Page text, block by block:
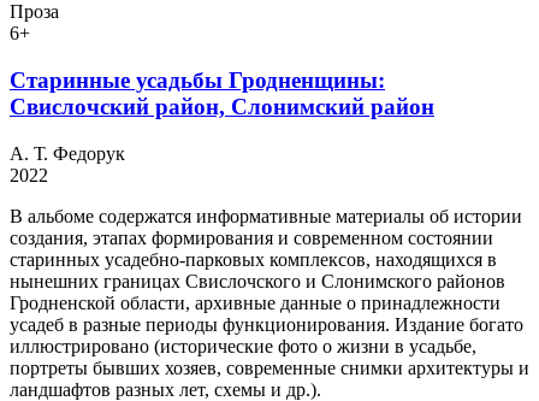
Проза
6+
Старинные усадьбы Гродненщины:
Свислочский район, Слонимский район
А. Т. Федорук
2022
В альбоме содержатся информативные материалы об истории
создания, этапах формирования и современном состоянии
старинных усадебно-парковых комплексов, находящихся в
нынешних границах Свислочского и Слонимского районов
Гродненской области, архивные данные о принадлежности
усадеб в разные периоды функционирования. Издание богато
иллюстрировано (исторические фото о жизни в усадьбе,
портреты бывших хозяев, современные снимки архитектуры и
ландшафтов разных лет, схемы и др.).